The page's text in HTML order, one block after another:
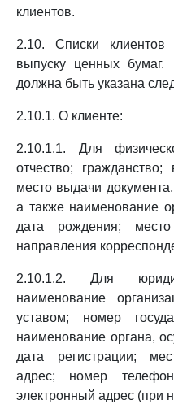
клиентов.
2.10. Списки
выпуску ценных
должна быть указана
2.10.1. О клиенте:
2.10.1.1. Для
отчество;
место выдачи
а также наименование
дата рождения;
направления
2.10.1.2. Для
наименование
уставом; номер
наименование органа,
дата регистрации;
адрес; номер
электронный адрес (при